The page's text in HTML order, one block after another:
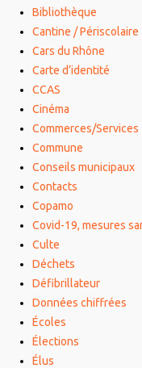
Bibliothèque
Cantine / Périscolaire
Cars du Rhône
Carte d’identité
CCAS
Cinéma
Commerces/Services
Commune
Conseils municipaux
Contacts
Copamo
Covid-19, mesures
Culte
Déchets
Défibrillateur
Données chiffrées
Écoles
Élections
Élus